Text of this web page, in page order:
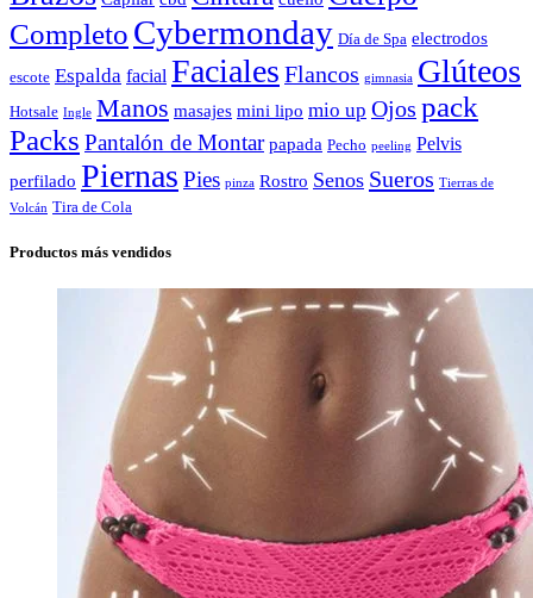
Completo Cybermonday Día de Spa electrodos
escote Espalda facial Faciales Flancos gimnasia Glúteos
Hotsale Ingle Manos masajes mini lipo mio up Ojos pack
Packs Pantalón de Montar papada Pecho peeling Pelvis
perfilado Piernas Pies pinza Rostro Senos Sueros Tierras de
Volcán Tira de Cola
Productos más vendidos